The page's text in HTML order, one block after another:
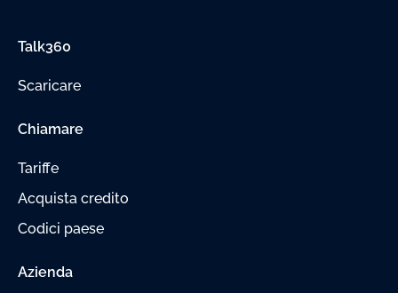
Talk360
Scaricare
Chiamare
Tariffe
Acquista credito
Codici paese
Azienda